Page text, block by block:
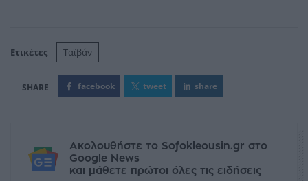
Ετικέτες Ταϊβάν
facebook tweet share
Ακολουθήστε το Sofokleousin.gr στο
Google News
και μάθετε πρώτοι όλες τις ειδήσεις